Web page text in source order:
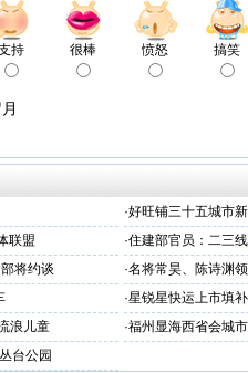
持 很棒 愤怒 搞笑
·好旺铺三十五城市
联盟 ·住建部官员：二三
将约谈 ·名将常昊、陈诗渊
·星锐星快运上市填
浪儿童 ·福州显海西省会城
台公园